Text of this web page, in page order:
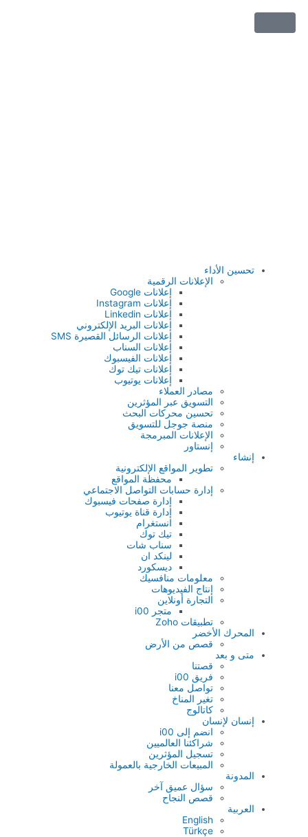
تحسين الأداء
الإعلانات الرقمية
إعلانات Google
إعلانات Instagram
إعلانات Linkedin
إعلانات البريد الإلكتروني
إعلانات الرسائل القصيرة SMS
إعلانات السناب
إعلانات الفيسبوك
إعلانات تيك توك
إعلانات يوتيوب
مصادر العملاء
التسويق عبر المؤثرين
تحسين محركات البحث
منصة جوجل للتسويق
الإعلانات المبرمجة
إنستاور
إنشاء
تطوير المواقع الإلكترونية
محفظة المواقع
إدارة حسابات التواصل الاجتماعي
إدارة صفحات فيسبوك
إدارة قناة يوتيوب
انستغرام
تيك توك
سناب شات
لينكد ان
ديسكورد
معلومات منافسيك
إنتاج الفيديوهات
التجارة أونلاين
متجر i00
تطبيقات Zoho
المحرك الأخضر
قصص من الأرض
متى و بعد
قصتنا
فريق i00
تواصل معنا
تغير المناخ
كاتالوج
إنسان لإنسان
انضم إلى i00
شراكئنا العالميين
تسجيل المؤثرين
المبيعات الخارجية بالعمولة
المدونة
سؤال عميق آخر
قصص النجاح
العربية
English
Türkçe